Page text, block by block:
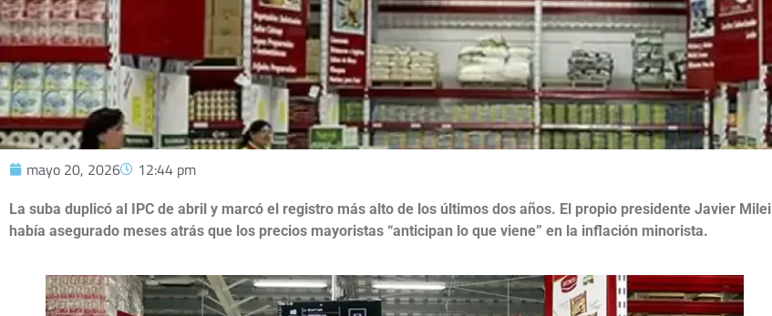
mayo 20, 2026 12:44 pm
La suba duplicó al IPC de abril y marcó el registro más alto de los últimos dos años. El propio presidente Javier Milei
había asegurado meses atrás que los precios mayoristas “anticipan lo que viene” en la inflación minorista.